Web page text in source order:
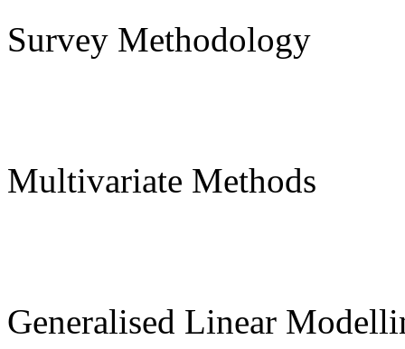
Survey Methodology
Multivariate Methods
Generalised Linear